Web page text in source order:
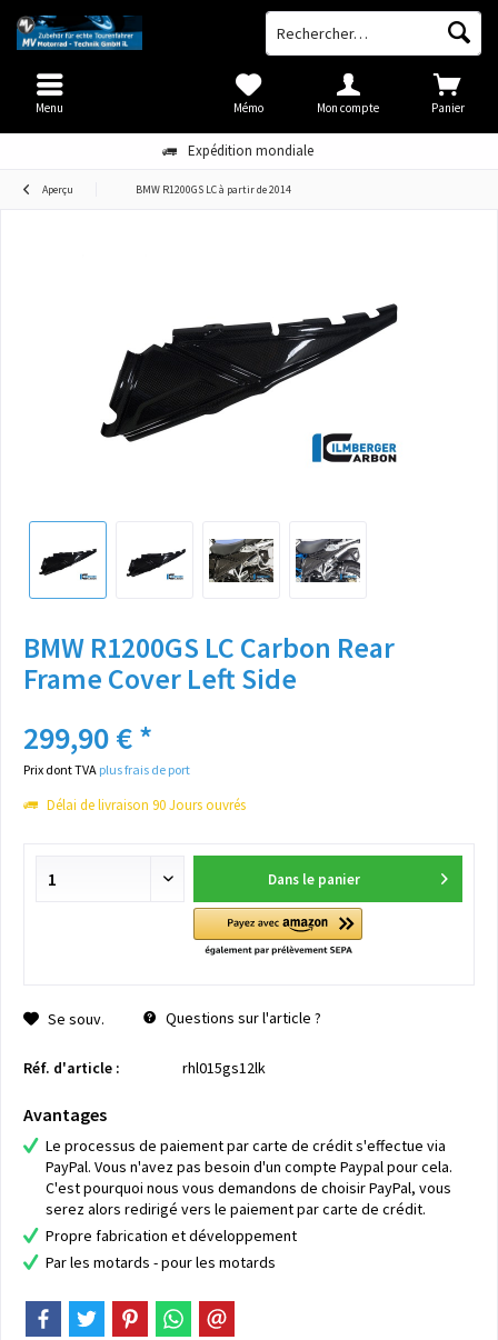
Expédition mondiale
Panier
Mémo Mon compte
Menu
Aperçu BMW R1200GS LC à partir de 2014
BMW R1200GS LC Carbon Rear
Frame Cover Left Side
299,90 € *
Prix dont TVA plus frais de port
Délai de livraison 90 Jours ouvrés
Dans le panier
Se souv. Questions sur l'article ?
Réf. d'article : rhl015gs12lk
Avantages
Le processus de paiement par carte de crédit s'effectue via
PayPal. Vous n'avez pas besoin d'un compte Paypal pour cela.
C'est pourquoi nous vous demandons de choisir PayPal, vous
serez alors redirigé vers le paiement par carte de crédit.
Propre fabrication et développement
Par les motards - pour les motards